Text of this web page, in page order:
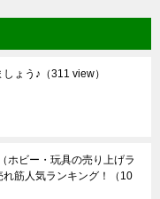
しょう♪ （311 view）
ホビー・玩具の売り上げラ
筋人気ランキング！
（10